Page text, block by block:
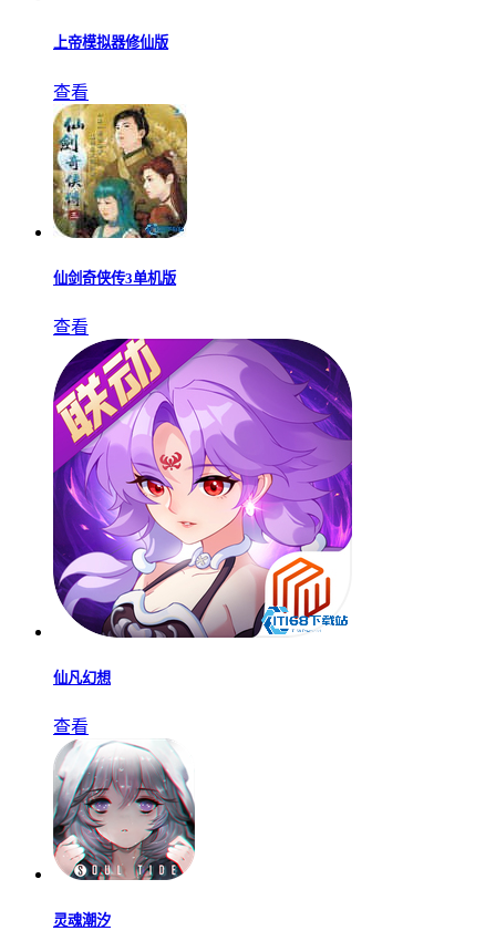
上帝模拟器修仙版
查看
仙剑奇侠传3单机版
查看
仙凡幻想
查看
灵魂潮汐